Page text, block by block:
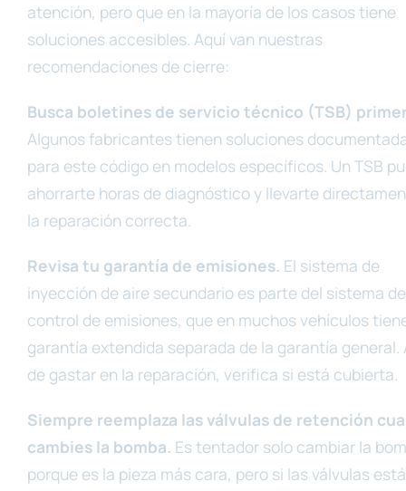
atención, pero que en la mayoría de los casos tiene
soluciones accesibles. Aquí van nuestras
recomendaciones de cierre:
Busca boletines de servicio técnico (TSB)
Algunos fabricantes tienen soluciones
para este código en modelos específicos. Un TSB
ahorrarte horas de diagnóstico y llevarte
la reparación correcta.
Revisa tu garantía de emisiones. El sistema de
inyección de aire secundario es parte del sistema de
control de emisiones, que en muchos vehículos
garantía extendida separada de la garantía general.
de gastar en la reparación, verifica si está cubierta.
Siempre reemplaza las válvulas de retención
cambies la bomba. Es tentador solo cambiar la
porque es la pieza más cara, pero si las válvulas